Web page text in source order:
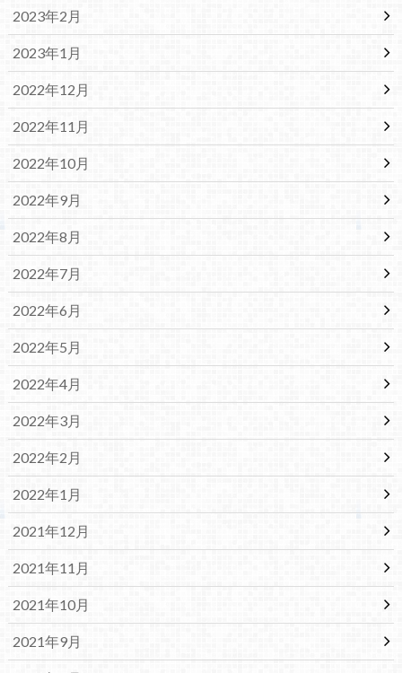
2023年2月
2023年1月
2022年12月
2022年11月
2022年10月
2022年9月
2022年8月
2022年7月
2022年6月
2022年5月
2022年4月
2022年3月
2022年2月
2022年1月
2021年12月
2021年11月
2021年10月
2021年9月